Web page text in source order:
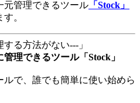
元管理できるツール 「Stock」
。
る方法がない---」
理できるツール「Stock」
で、誰でも簡単に使い始めら